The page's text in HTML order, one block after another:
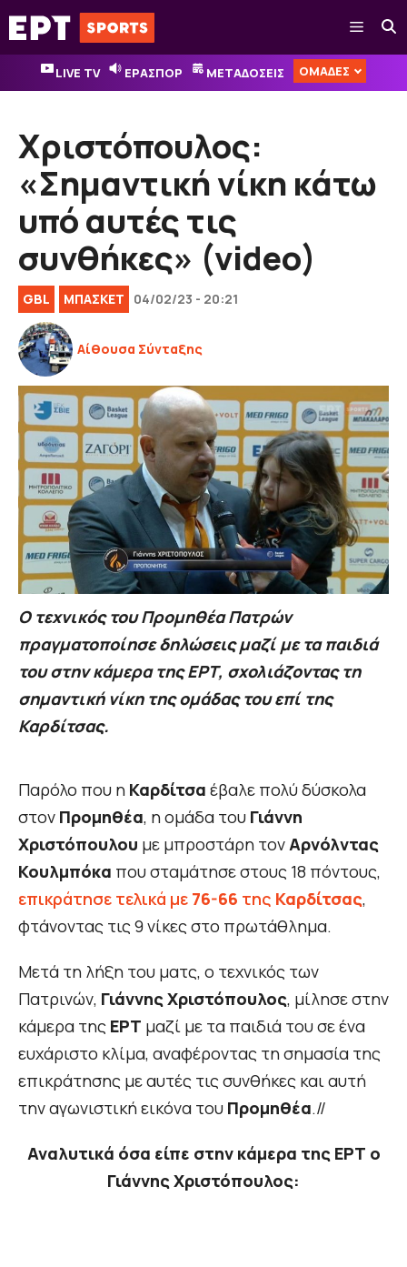
Μετάβαση
σε
περιεχόμενο
Μενού
LIVE TV ΕΡΑΣΠΟΡ ΜΕΤΑΔΟΣΕΙΣ ΟΜΑΔΕΣ
Χριστόπουλος:
«Σημαντική νίκη κάτω
υπό αυτές τις
συνθήκες» (video)
GBL ΜΠΑΣΚΕΤ 04/02/23 - 20:21
Αίθουσα Σύνταξης
Ο τεχνικός του Προμηθέα Πατρών
πραγματοποίησε δηλώσεις μαζί με τα παιδιά
του στην κάμερα της ΕΡΤ, σχολιάζοντας τη
σημαντική νίκη της ομάδας του επί της
Καρδίτσας.
Παρόλο που η Καρδίτσα έβαλε πολύ δύσκολα
στον Προμηθέα, η ομάδα του Γιάννη
Χριστόπουλου με μπροστάρη τονΑρνόλντας
Κουλμπόκα που σταμάτησε στους 18 πόντους,
επικράτησε τελικά με 76-66 της Καρδίτσας,
φτάνοντας τις 9 νίκες στο πρωτάθλημα.
Μετά τη λήξη του ματς, ο τεχνικός των
Πατρινών, Γιάννης Χριστόπουλος, μίλησε στην
κάμερα της ΕΡΤ μαζί με τα παιδιά του σε ένα
ευχάριστο κλίμα, αναφέροντας τη σημασία της
επικράτησης με αυτές τις συνθήκες και αυτή
την αγωνιστική εικόνα του Προμηθέα.//
Αναλυτικά όσα είπε στην κάμερα της ΕΡΤ ο
Γιάννης Χριστόπουλος: